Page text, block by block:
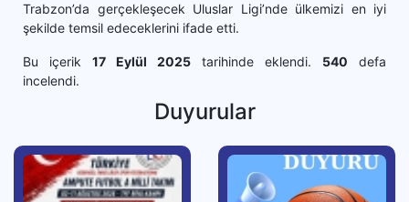
Trabzon’da gerçekleşecek Uluslar Ligi’nde ülkemizi en iyi
şekilde temsil edeceklerini ifade etti.
Bu içerik 17 Eylül 2025 tarihinde eklendi. 540 defa
incelendi.
Duyurular